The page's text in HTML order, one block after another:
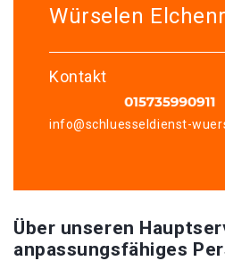
Würselen
Kontakt
info@schluesseldienst-
Über unseren
anpassungsfähiges